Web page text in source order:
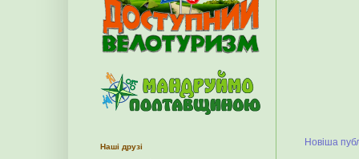
Новіша
Наші друзі